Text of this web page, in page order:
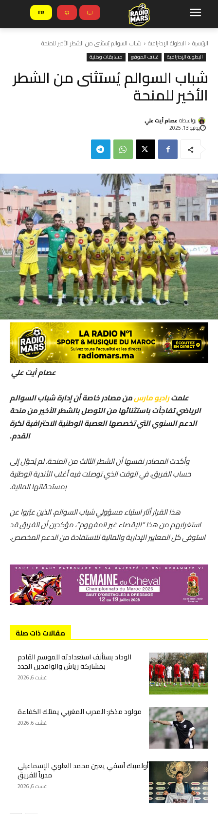
FR
الرئيسية البطولة الإحترافية شباب السوالم يُستثنى من الشطر الأخير للمنحة
البطولة الإحترافية غلاف الموقع مسابقات وطنية
شباب السوالم يُستثنى من الشطر
الأخير للمنحة
بواسطة عصام أيت علي
يونيو 13, 2025
عصام أيت علي
علمتراديو مارسمن مصادر خاصة أن إدارة شباب السوالم
الرياضي تفاجأت باستثنائها من التوصل بالشطر الأخير من منحة
الدعم السنوي التي تخصصها العصبة الوطنية الاحترافية لكرة
القدم.
وأكدت المصادر نفسها أن الشطر الثالث من المنحة، لم يُحوَّل إلى
حساب الفريق، في الوقت الذي توصلت فيه أغلب الأندية الوطنية
بمستحقاتها المالية.
هذا القرار أثار استياء مسؤولي شباب السوالم، الذين عبّروا عن
استغرابهم من هذا “الإقصاء غير المفهوم”، مؤكدين أن الفريق قد
استوفى كل المعايير الإدارية والمالية للاستفادة من الدعم المخصص.
مقالات ذات صلة
الوداد يستأنف استعدادته للموسم القادم
بمشاركة زياش والوافدين الجدد
غشت 6, 2026
مولود مذكر: المدرب المغربي يمتلك الكفاءة
غشت 6, 2026
أولمبيك آسفي يعين محمد العلوي الإسماعيلي
مدرباً للفريق
غشت 6, 2026